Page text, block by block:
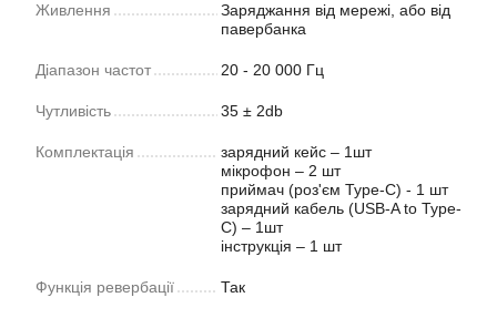
Живлення
Заряджання від мережі, або від
павербанка
Діапазон частот 20 - 20 000 Гц
Чутливість 35 ± 2db
Комплектація
зарядний кейс – 1шт
мікрофон – 2 шт
приймач (роз'єм Type-C) - 1 шт
зарядний кабель (USB-A to Type-
C) – 1шт
інструкція – 1 шт
Функція ревербації Так